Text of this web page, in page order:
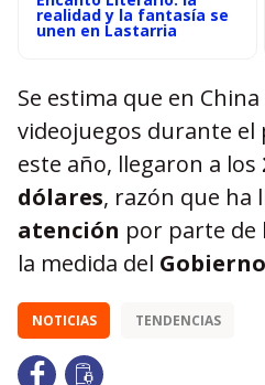
realidad y la fantasía se
unen en Lastarria
Se estima que en
videojuegos durante
este año, llegaron a los
dólares, razón que ha
atención por parte de
la medida del
NOTICIAS TENDENCIAS